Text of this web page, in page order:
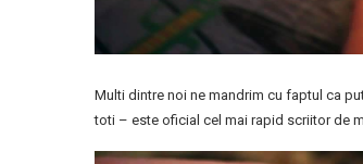
Multi dintre noi ne mandrim cu faptul ca
toti – este oficial cel mai rapid scriitor de